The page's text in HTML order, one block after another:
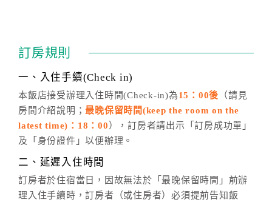
話方式異動訂單。
※非客服時間之申辦異動，皆為次日計算及辦理。
五、客服時間
週一至週日，上午9:00～晚上6:00
六、聯絡方式
(07)9682715 。
訂房規則
一、入住手續(Check in)
本飯店接受辦理入住時間(Check-in)為15：00後 （請見
房間介紹說明；最晚保留時間(keep the room on the
latest time)：18：00 ），訂房者請出示「訂房成功單」
及「身份證件」以便辦理。
二、延遲入住時間
訂房者於住宿當日，因故無法於「最晚保留時間」前辦
理入住手續時，訂房者（或住房者）必須提前告知飯